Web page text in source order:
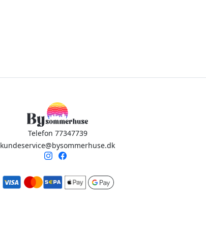
Telefon 77347739
kundeservice@bysommerhuse.dk